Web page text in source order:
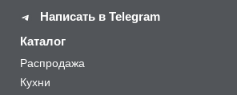
Написать в Telegram
Каталог
Распродажа
Кухни